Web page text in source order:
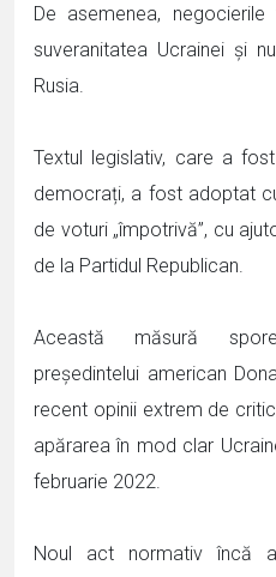
De asemenea,
suveranitatea Ucrainei și
Rusia.
Textul legislativ, care a
democrați, a fost adoptat
de voturi „împotrivă”, cu
de la Partidul Republican.
Această măsură
președintelui american
recent opinii extrem de
apărarea în mod clar
februarie 2022.
Noul act normativ încă